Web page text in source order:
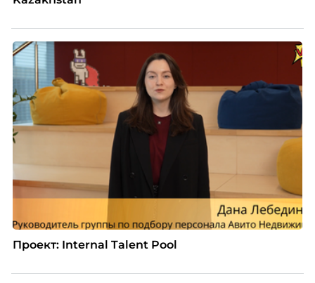
Проект: Internal Talent Pool